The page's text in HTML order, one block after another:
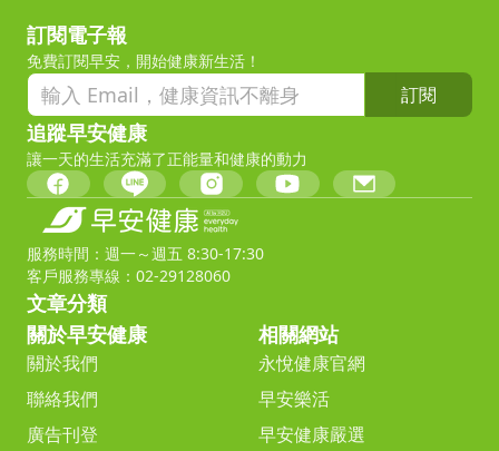
訂閱電子報
免費訂閱早安，開始健康新生活！
訂閱
追蹤早安健康
讓一天的生活充滿了正能量和健康的動力
服務時間：週一～週五 8:30-17:30
客戶服務專線：02-29128060
文章分類
關於早安健康
關於我們
聯絡我們
廣告刊登
相關網站
永悅健康官網
早安樂活
早安健康嚴選